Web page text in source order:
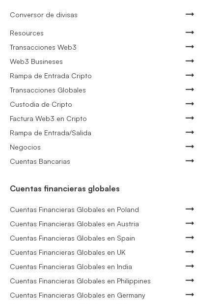
Conversor de divisas
Resources
Transacciones Web3
Web3 Busineses
Rampa de Entrada Cripto
Transacciones Globales
Custodia de Cripto
Factura Web3 en Cripto
Rampa de Entrada/Salida
Negocios
Cuentas Bancarias
Cuentas financieras globales
Cuentas Financieras Globales en Poland
Cuentas Financieras Globales en Austria
Cuentas Financieras Globales en Spain
Cuentas Financieras Globales en UK
Cuentas Financieras Globales en India
Cuentas Financieras Globales en Philippines
Cuentas Financieras Globales en Germany